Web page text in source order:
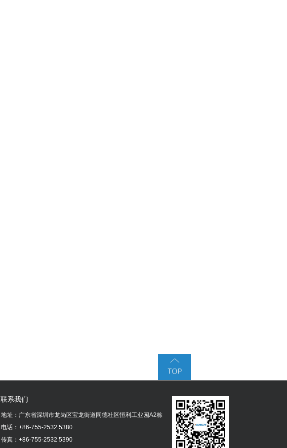
联系我们
地址： 广东省深圳市龙岗区宝龙街道同德社区恒利工业园A2栋
电话： +86-755-2532 5380
传真： +86-755-2532 5390